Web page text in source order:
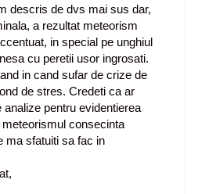
descris de dvs mai sus dar,
a rezultat meteorism
in special pe unghiul
cu peretii usor ingrosati.
in cand sufar de crize de
de stres. Credeti ca ar
pentru evidentierea
consecinta
ma sfatuiti sa fac in